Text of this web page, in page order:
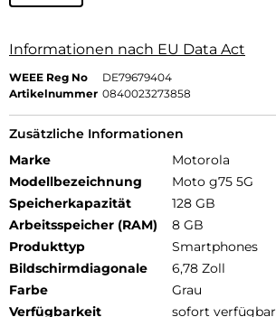
Informationen nach EU Data Act
WEEE Reg No
DE79679404
Artikelnummer 0840023273858
Zusätzliche Informationen
Marke
Motorola
Modellbezeichnung
Moto g75 5G
Speicherkapazität
128 GB
Arbeitsspeicher (RAM)
8 GB
Produkttyp
Smartphones
Bildschirmdiagonale
6,78 Zoll
Farbe
Grau
Verfügbarkeit
sofort verfügbar